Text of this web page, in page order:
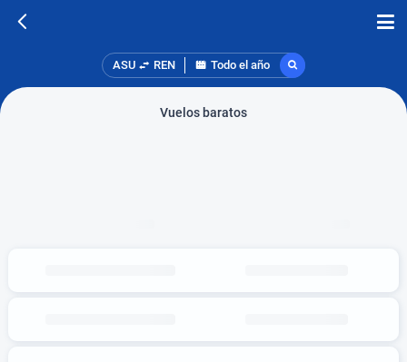
ASU REN Todo el año
Vuelos baratos